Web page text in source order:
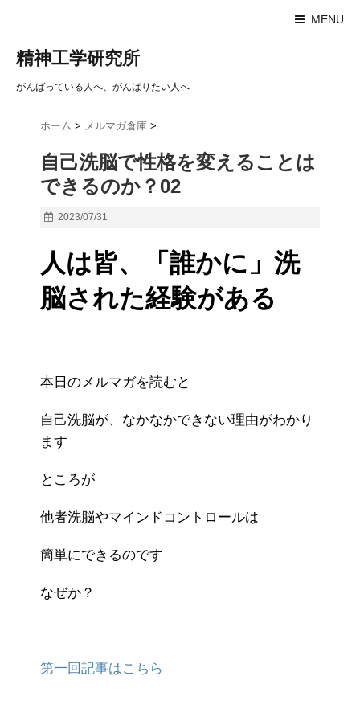
MENU
精神工学研究所
がんばっている人へ、がんばりたい人へ
ホーム > メルマガ倉庫 >
自己洗脳で性格を変えることは
できるのか？02
2023/07/31
人は皆、「誰かに」洗
脳された経験がある
本日のメルマガを読むと
自己洗脳が、なかなかできない理由がわかり
ます
ところが
他者洗脳やマインドコントロールは
簡単にできるのです
なぜか？
第一回記事はこちら